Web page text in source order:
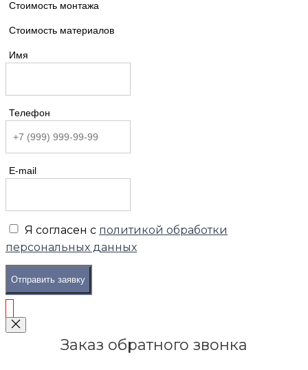
Стоимость монтажа
Стоимость материалов
Имя
Телефон
E-mail
Я согласен с политикой обработки
персональных данных
Отправить заявку
Заказ обратного звонка